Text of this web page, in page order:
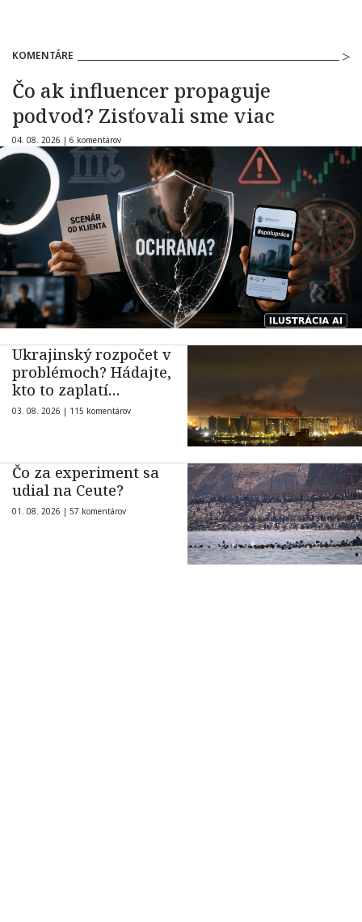
KOMENTÁRE
Čo ak influencer propaguje
podvod? Zisťovali sme viac
04. 08. 2026 | 6 komentárov
Ukrajinský rozpočet v
problémoch? Hádajte,
kto to zaplatí…
03. 08. 2026 | 115 komentárov
Čo za experiment sa
udial na Ceute?
01. 08. 2026 | 57 komentárov